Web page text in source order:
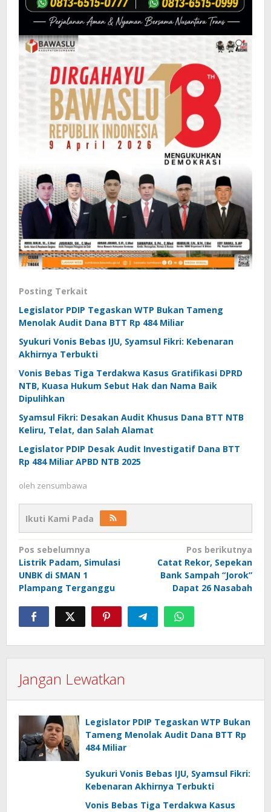
Posting Terkait
Legislator PDIP Tegaskan WTP Bukan Tameng
Menolak Audit Dana BTT Rp 484 Miliar
Syukuri Vonis Bebas IJU, Syamsul Fikri: Kebenaran
Akhirnya Terbukti
Vonis Bebas Tiga Terdakwa Kasus Gratifikasi DPRD
NTB, Kuasa Hukum Sebut Hak dan Nama Baik
Dipulihkan
Syamsul Fikri: Desakan Audit Khusus Dana BTT NTB
Keliru, Telat, dan Salah Alamat
Legislator PDIP Desak Audit Investigatif Dana BTT
Rp 484 Miliar APBD NTB 2025
oleh zensumbawa
Ikuti Kami Pada
Navigasi
pos
Pos sebelumnya
Listrik Padam, Simulasi
UNBK di SMAN 1
Plampang Terganggu
Pos berikutnya
Catat Rekor, Sepekan
Bank Sampah “Jorok”
Dapat 26 Nasabah
Jangan Lewatkan
Legislator PDIP Tegaskan WTP Bukan
Tameng Menolak Audit Dana BTT Rp
484 Miliar
Syukuri Vonis Bebas IJU, Syamsul Fikri:
Kebenaran Akhirnya Terbukti
Vonis Bebas Tiga Terdakwa Kasus